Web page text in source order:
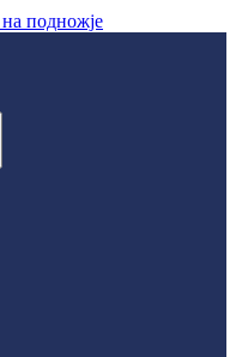
подножје